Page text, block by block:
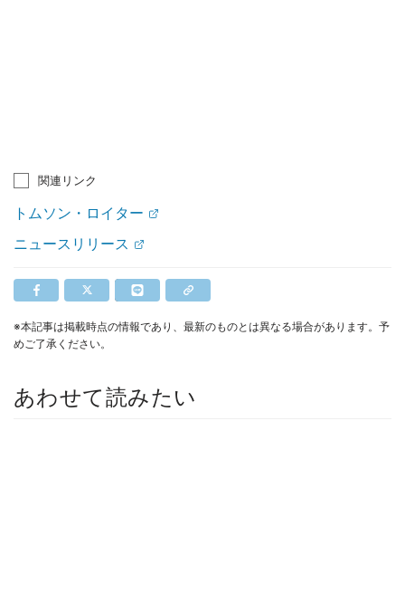
関連リンク
トムソン・ロイター
ニュースリリース
※本記事は掲載時点の情報であり、最新のものとは異なる場合があります。予
めご了承ください。
あわせて読みたい